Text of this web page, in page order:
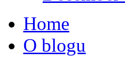
Home
O blogu